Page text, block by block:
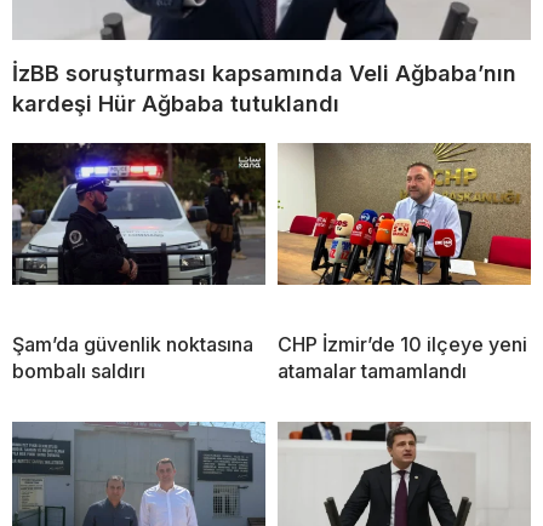
İzBB soruşturması kapsamında Veli Ağbaba’nın
kardeşi Hür Ağbaba tutuklandı
Şam’da güvenlik noktasına
bombalı saldırı
CHP İzmir’de 10 ilçeye yeni
atamalar tamamlandı